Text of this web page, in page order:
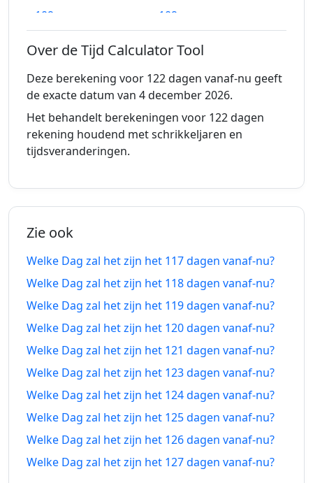
109
dagen
geleden
109
dagen
vanaf-nu
110
dagen
geleden
16-04-
110
dagen
vanaf-nu
22-11-
111
dagen
15-04-
112
dagen
geleden
112
dagen
geleden
13-04-
2026
dagen
vanaf-nu
25-11-
2026
114
dagen
geleden
12-04-
114
dagen
vanaf-nu
26-11-
115
dagen
geleden
11-04-
2026
115
dagen
vanaf-nu
27-11-
2026
116
10-04-
116
Over de Tijd Calculator Tool
Deze berekening voor 122 dagen vanaf-nu geeft
de exacte datum van 4 december 2026.
Het behandelt berekeningen voor 122 dagen
rekening houdend met schrikkeljaren en
tijdsveranderingen.
Zie ook
Welke Dag zal het zijn het 117 dagen vanaf-nu?
Welke Dag zal het zijn het 118 dagen vanaf-nu?
Welke Dag zal het zijn het 119 dagen vanaf-nu?
Welke Dag zal het zijn het 120 dagen vanaf-nu?
Welke Dag zal het zijn het 121 dagen vanaf-nu?
Welke Dag zal het zijn het 123 dagen vanaf-nu?
Welke Dag zal het zijn het 124 dagen vanaf-nu?
Welke Dag zal het zijn het 125 dagen vanaf-nu?
Welke Dag zal het zijn het 126 dagen vanaf-nu?
Welke Dag zal het zijn het 127 dagen vanaf-nu?